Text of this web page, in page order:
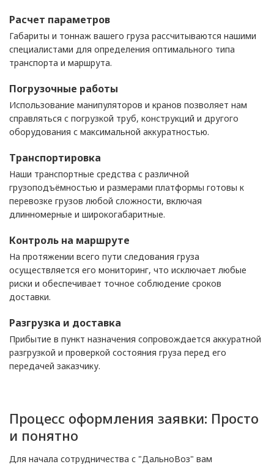
Расчет параметров
Габариты и тоннаж вашего груза рассчитываются нашими
специалистами для определения оптимального типа
транспорта и маршрута.
Погрузочные работы
Использование манипуляторов и кранов позволяет нам
справляться с погрузкой труб, конструкций и другого
оборудования с максимальной аккуратностью.
Транспортировка
Наши транспортные средства с различной
грузоподъёмностью и размерами платформы готовы к
перевозке грузов любой сложности, включая
длинномерные и широкогабаритные.
Контроль на маршруте
На протяжении всего пути следования груза
осуществляется его мониторинг, что исключает любые
риски и обеспечивает точное соблюдение сроков
доставки.
Разгрузка и доставка
Прибытие в пункт назначения сопровождается аккуратной
разгрузкой и проверкой состояния груза перед его
передачей заказчику.
Процесс оформления заявки: Просто
и понятно
Для начала сотрудничества с "ДальноВоз" вам